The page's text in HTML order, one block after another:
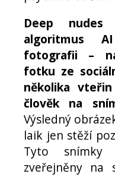
Deep
algoritmus
fotografii –
fotku ze
několika
člověk na
Výsledný
laik jen stěží
Tyto
zveřejněny na